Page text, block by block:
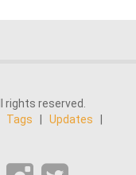
rights reserved.
Tags Updates